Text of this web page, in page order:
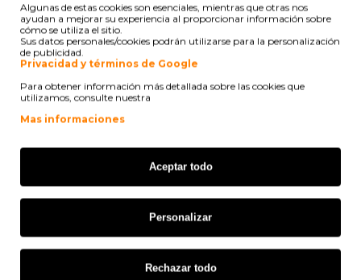
A. Anonymousel 20/02/2024
Razoável sendo um pack os tinteiros deveriam ser todos iguais
Algunas de estas cookies son esenciales, mientras que otras nos
ayudan a mejorar su experiencia al proporcionar información sobre
cómo se utiliza el sitio.
Sus datos personales/cookies podrán utilizarse para la personalización
de publicidad.
Privacidad y términos de Google
Para obtener información más detallada sobre las cookies que
utilizamos, consulte nuestra
Mas informaciones
Aceptar todo
Personalizar
Rechazar todo